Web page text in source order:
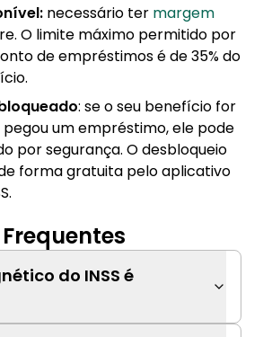
necessário ter margem
O limite máximo permitido por
de empréstimos é de 35% do
: se o seu benefício for
pegou um empréstimo, ele pode
por segurança. O desbloqueio
forma gratuita pelo aplicativo
do INSS é